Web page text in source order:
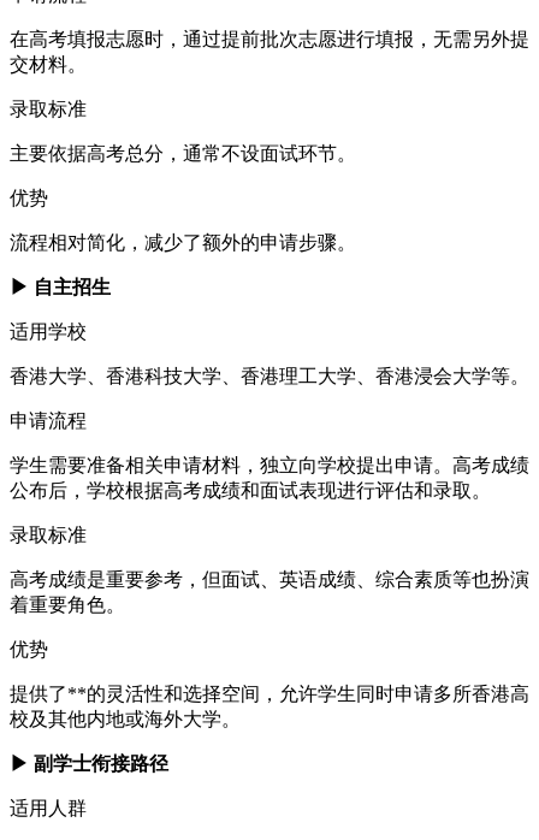
在高考填报志愿时，通过提前批次志愿进行填报，无需另外提
交材料。
录取标准
主要依据高考总分，通常不设面试环节。
优势
流程相对简化，减少了额外的申请步骤。
▶ 自主招生
适用学校
香港大学、香港科技大学、香港理工大学、香港浸会大学等。
申请流程
学生需要准备相关申请材料，独立向学校提出申请。高考成绩
公布后，学校根据高考成绩和面试表现进行评估和录取。
录取标准
高考成绩是重要参考，但面试、英语成绩、综合素质等也扮演
着重要角色。
优势
提供了**的灵活性和选择空间，允许学生同时申请多所香港高
校及其他内地或海外大学。
▶ 副学士衔接路径
适用人群